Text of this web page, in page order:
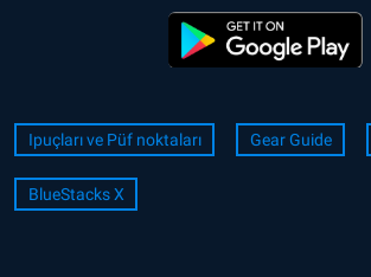
Ipuçları ve Püf noktaları Gear Guide
BlueStacks X